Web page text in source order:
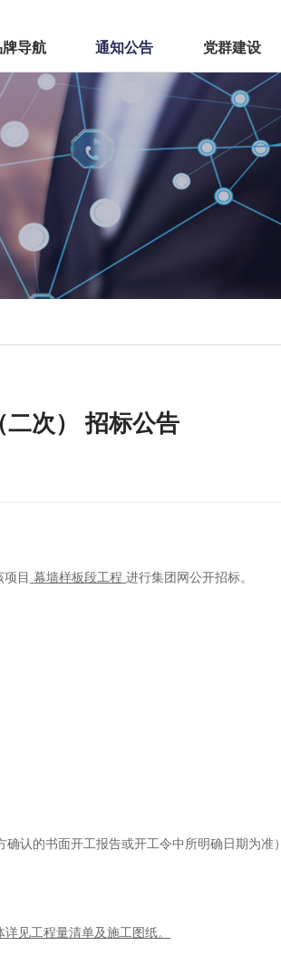
导航
盛和湾上文华
通知公告 党群建设
次） 招标公告
目 幕墙样板段工程 进行集团网公开招标。
确认的书面开工报告或开工令中所明确日期为准）
详见工程量清单及施工图纸。